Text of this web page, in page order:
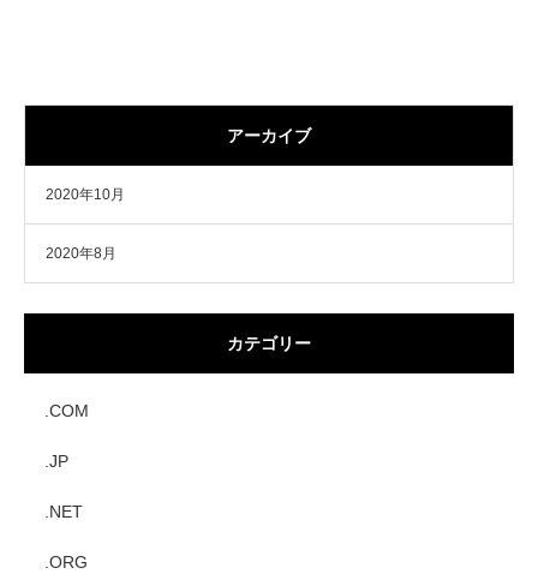
アーカイブ
2020年10月
2020年8月
カテゴリー
.COM
.JP
.NET
.ORG